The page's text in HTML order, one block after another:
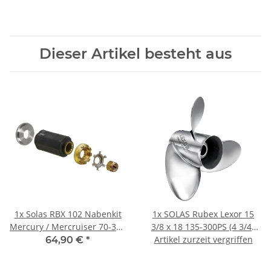
Dieser Artikel besteht aus
1x Solas RBX 102 Nabenkit
Mercury / Mercruiser 70-300
PS
64,90 € *
1x SOLAS Rubex Lexor 15
3/8 x 18 135-300PS (4 3/4"
Getriebe) Edelstahl
Artikel zurzeit vergriffen